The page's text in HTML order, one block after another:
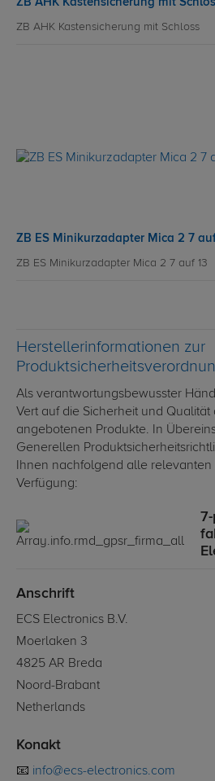
ZB AHK Kastensicherung mit Schloss
ZB ES Minikurzadapter Mica 2 7
ZB ES Minikurzadapter Mica 2 7 auf 13
Herstellerinformationen zur
Als verantwortungsbewusster
Vert auf die Sicherheit und Qualität
angebotenen Produkte. In
Generellen
Ihnen nachfolgend alle
Verfügung:
Anschrift
ECS Electronics B.V.
Moerlaken 3
4825 AR Breda
Noord-Brabant
Netherlands
Konakt
📧 info@ecs-electronics.com